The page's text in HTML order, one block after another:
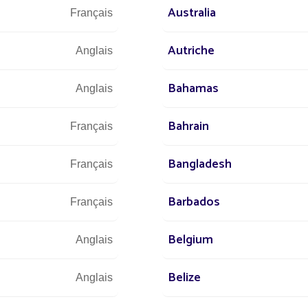
25/03/2019EXPERTISE
Interplume sécurise son site
industriel avec un éclairage solaire
signé Fonroche
Un
Français Australia
Anglais Autriche
Anglais Bahamas
Français Bahrain
Français Bangladesh
Français Barbados
Anglais Belgium
Anglais Belize